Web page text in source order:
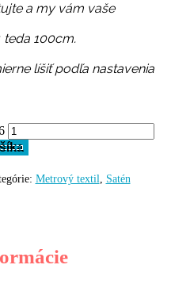
a my vám vaše
teda 100cm.
líšiť podľa nastavenia
Metrový textil, Satén